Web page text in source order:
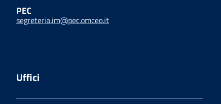
PEC
segreteria.im@pec.omceo.it
Uffici